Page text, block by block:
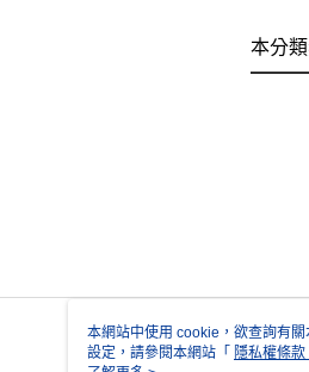
本分
本網站中使用 cookie，欲查詢有
設定，請參閱本網站「 隱私權條款